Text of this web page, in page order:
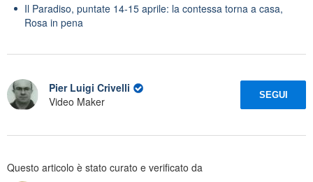
Il Paradiso, puntate 14-15 aprile: la contessa torna a casa,
Rosa in pena
Pier Luigi Crivelli
Video Maker
SEGUI
Questo articolo è stato curato e verificato da